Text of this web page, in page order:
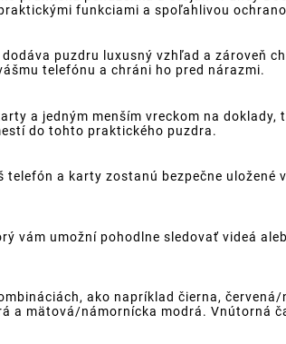
funkciami a spoľahlivou
puzdru luxusný vzhľad a zároveň
telefónu a chráni ho pred nárazmi.
a jedným menším vreckom na
do tohto praktického puzdra.
a karty zostanú bezpečne uložené
vám umožní pohodlne sledovať videá
ako napríklad čierna,
a mätová/námornícka modrá. Vnútorná